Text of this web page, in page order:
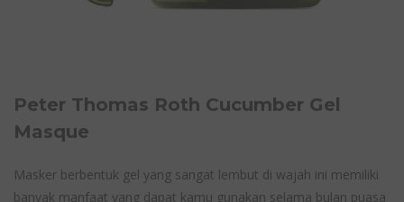
Peter Thomas Roth Cucumber Gel
Masque
Masker berbentuk gel yang sangat lembut di wajah ini memiliki
banyak manfaat yang dapat kamu gunakan selama bulan puasa